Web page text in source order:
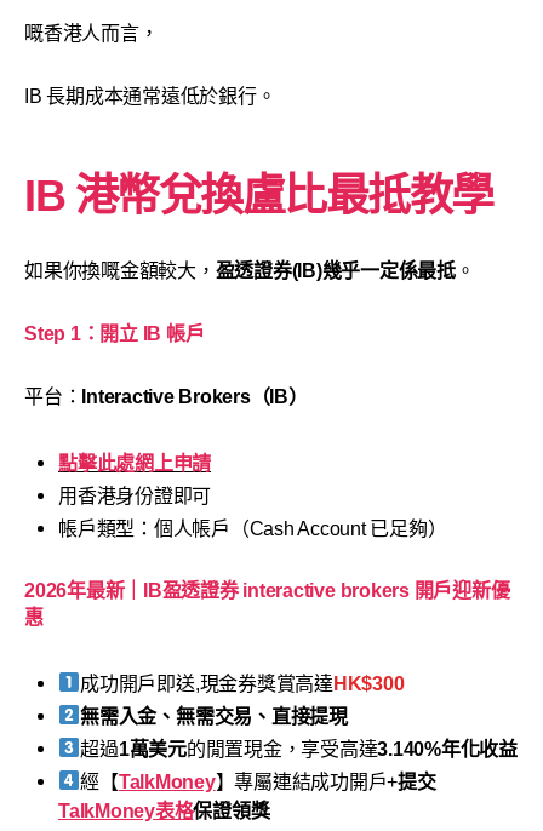
嘅香港人而言，
IB 長期成本通常遠低於銀行。
IB 港幣兌換盧比最抵教學
如果你換嘅金額較大， 盈透證券(IB)幾乎一定係最抵 。
Step 1：開立 IB 帳戶
平台： Interactive Brokers（IB）
點擊此處網上申請
用香港身份證即可
帳戶類型：個人帳戶（Cash Account 已足夠）
2026年最新｜IB盈透證券 interactive brokers 開戶迎新優
惠
成功開戶即送,現金券獎賞高達 HK$300
無需入金、無需交易、直接提現
超過1萬美元的閒置現金，享受高達3.140%年化收益
經【TalkMoney】專屬連結成功開戶+提交
TalkMoney表格保證領獎